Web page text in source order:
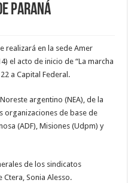
Paraná
realizará en la sede Amer
el acto de inicio de “La marcha
a Capital Federal.
argentino (NEA), de la
organizaciones de base de
(ADF), Misiones (Udpm) y
de los sindicatos
Sonia Alesso.